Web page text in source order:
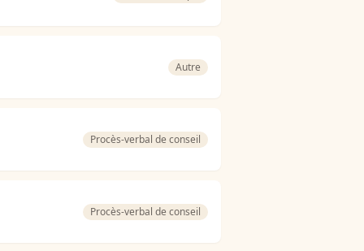
Autre
Procès-verbal de conseil
Procès-verbal de conseil